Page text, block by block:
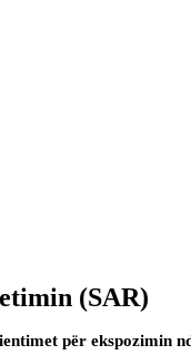
(SAR)
për ekspozimin